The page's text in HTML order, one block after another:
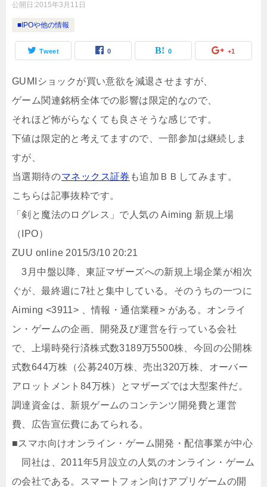
公開日:2015年3月11日
■IPOや他の情報
Tweet 0 0 +1
GUMIショックが買い意欲を減退させますが、
ゲーム関連銘柄全体での影響は限定的なので、
それほど怖がらなくても良さそうな感じです。
下値は限定的と考えてますので、一部参加は継続しま
すが、
当選期待のマネックス証券 も追加ＢＢしてみます。
こちらは記事抜粋です。
「剣と魔法のログレス」で人気の Aiming 新規上場
（IPO）
ZUU online 2015/3/10 20:21
3月中盤以降、東証マザーズへの新規上場企業が相次
ぐが、最終週に7社と集中している。そのうちの一つに
Aiming <3911> 、情報・通信業種> がある。オンライ
ン・ゲームの企画、開発及び運営を行っている会社
で、上場時発行済株式数3189万5500株、今回の公開株
式数644万株（公募240万株、売出320万株、オーバー
アロットメント84万株）とマザーズでは大型案件だ。
調達資金は、新規ゲームのコンテンツ開発費と運営
費、広告宣伝費にあてられる。
■スマホ向けオンライン・ゲーム開発・配信事業が中心
同社は、2011年5月設立の人気のオンライン・ゲーム
の会社である。スマートフォン向けアプリゲームの開